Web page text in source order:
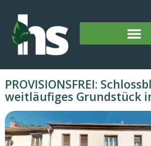
PROVISIONSFREI:
weitläufiges Grundstück